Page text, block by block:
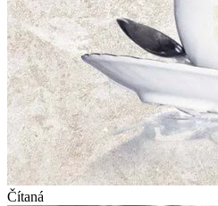
Čítaná